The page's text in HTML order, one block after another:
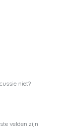
niet?
velden zijn